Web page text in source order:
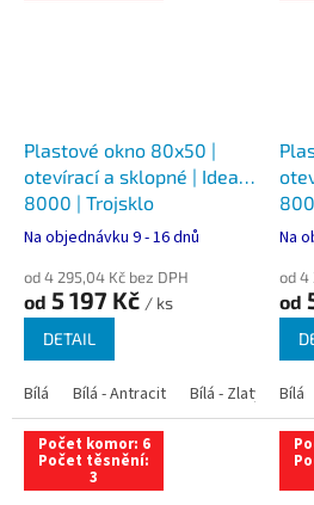
Plastové okno 80x50 |
otevírací a sklopné | Ideal
8000 | Trojsklo
Na objednávku 9 - 16 dnů
od 4 295,04 Kč bez DPH
od 5 197 Kč / ks
DETAIL
Bílá Bílá - Antracit Bílá - Zlatý dub
Na
od 4
od
Bílá
Počet komor: 6
Počet těsnění:
3